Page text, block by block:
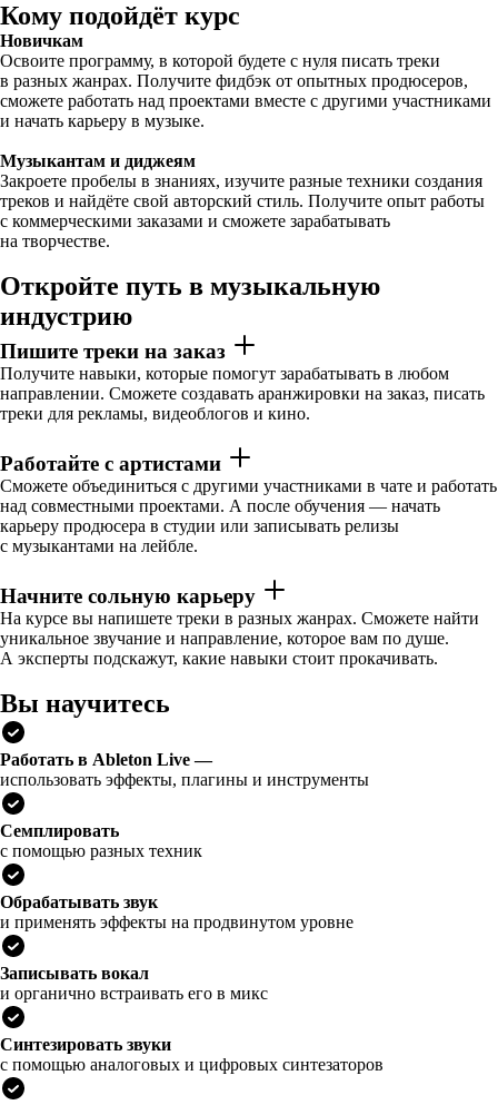
Кому подойдёт курс
Новичкам
Освоите программу, в которой будете с нуля писать треки
в разных жанрах. Получите фидбэк от опытных продюсеров,
сможете работать над проектами вместе с другими участниками
и начать карьеру в музыке.
Музыкантам и диджеям
Закроете пробелы в знаниях, изучите разные техники создания
треков и найдёте свой авторский стиль. Получите опыт работы
с коммерческими заказами и сможете зарабатывать
на творчестве.
Откройте путь в музыкальную
индустрию
Пишите треки на заказ
Получите навыки, которые помогут зарабатывать в любом
направлении. Сможете создавать аранжировки на заказ, писать
треки для рекламы, видеоблогов и кино.
Работайте с артистами
Сможете объединиться с другими участниками в чате и работать
над совместными проектами. А после обучения — начать
карьеру продюсера в студии или записывать релизы
с музыкантами на лейбле.
Начните сольную карьеру
На курсе вы напишете треки в разных жанрах. Сможете найти
уникальное звучание и направление, которое вам по душе.
А эксперты подскажут, какие навыки стоит прокачивать.
Вы научитесь
Работать в Ableton Live —
использовать эффекты, плагины и инструменты
Семплировать
с помощью разных техник
Обрабатывать звук
и применять эффекты на продвинутом уровне
Записывать вокал
и органично встраивать его в микс
Синтезировать звуки
с помощью аналоговых и цифровых синтезаторов